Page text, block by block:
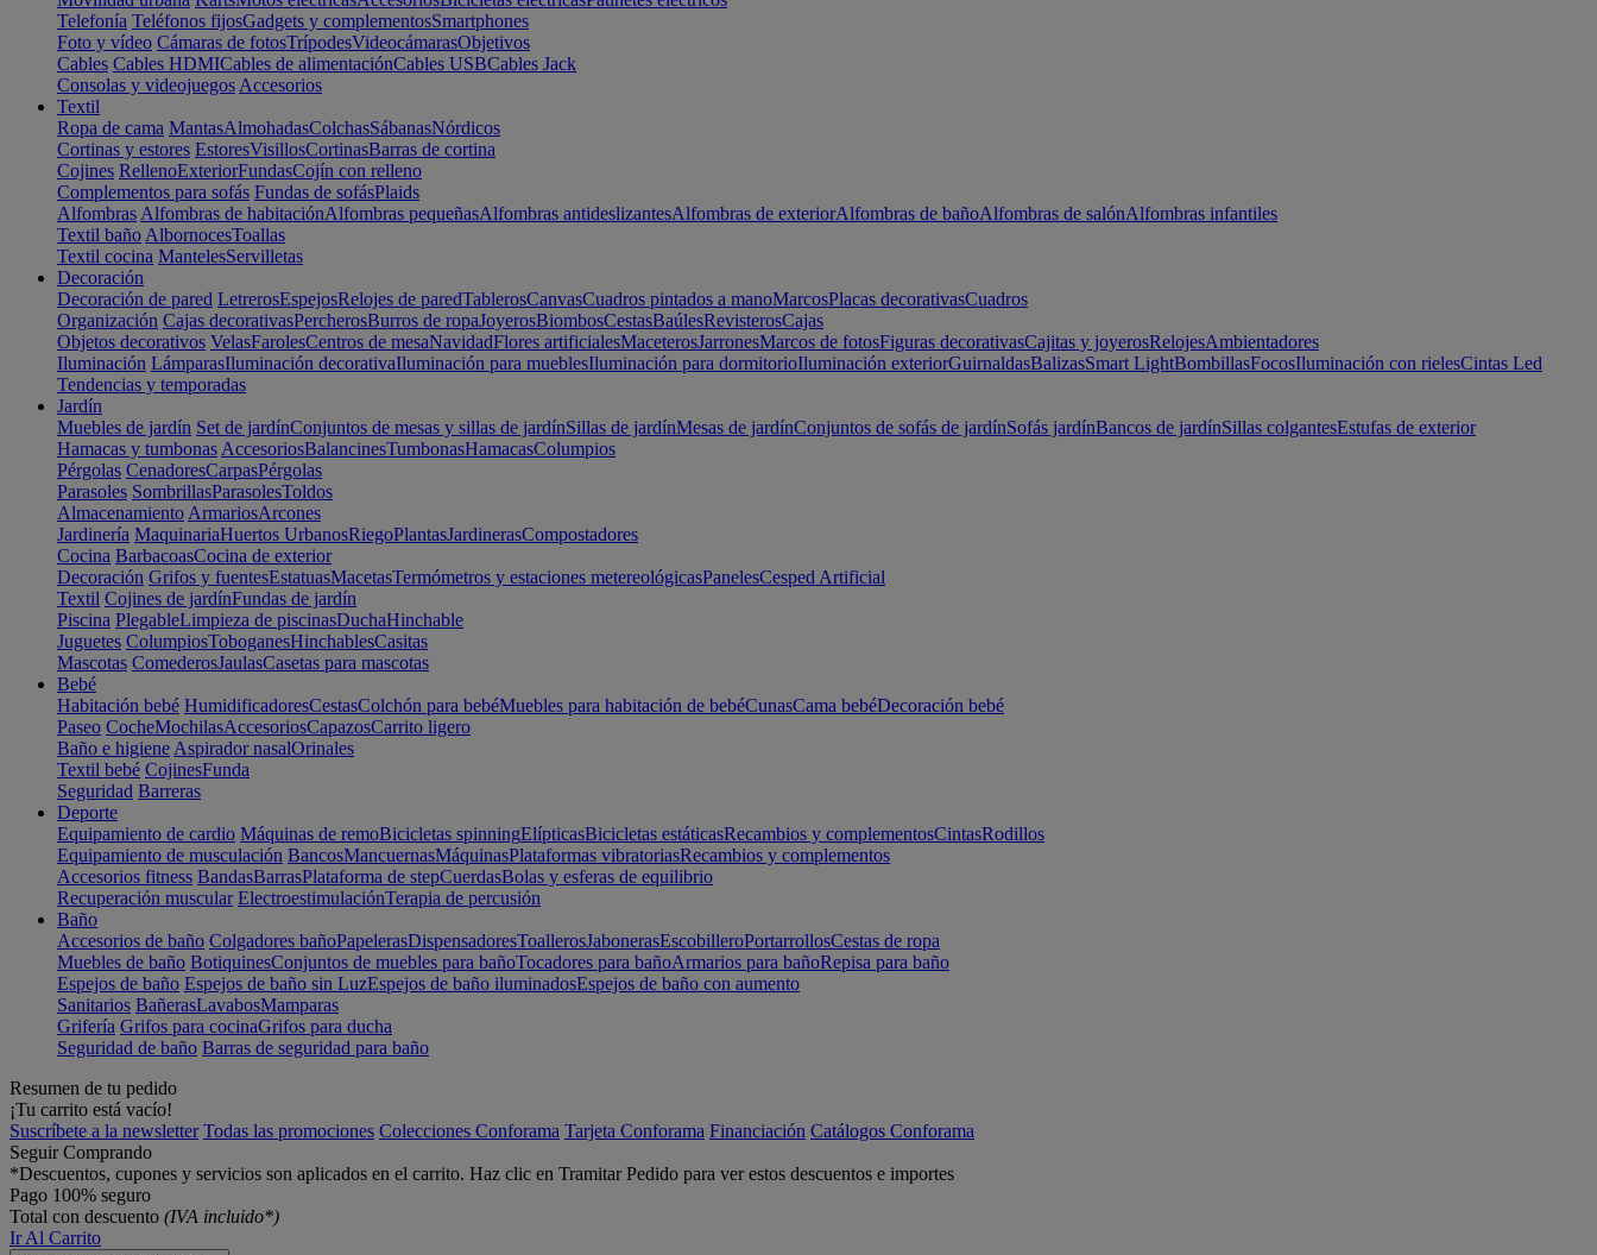
Telefonía Teléfonos fijosGadgets y complementosSmartphones
Foto y vídeo Cámaras de fotosTrípodesVideocámarasObjetivos
Cables Cables HDMICables de alimentaciónCables USBCables Jack
Consolas y videojuegos Accesorios
Textil
Ropa de cama MantasAlmohadasColchasSábanasNórdicos
Cortinas y estores EstoresVisillosCortinasBarras de cortina
Cojines RellenoExteriorFundasCojín con relleno
Complementos para sofás Fundas de sofásPlaids
Alfombras Alfombras de habitaciónAlfombras pequeñasAlfombras antideslizantesAlfombras de exteriorAlfombras de bañoAlfombras de salónAlfombras infantiles
Textil baño AlbornocesToallas
Textil cocina MantelesServilletas
Decoración
Decoración de pared LetrerosEspejosRelojes de paredTablerosCanvasCuadros pintados a manoMarcosPlacas decorativasCuadros
Organización Cajas decorativasPercherosBurros de ropaJoyerosBiombosCestasBaúlesRevisterosCajas
Objetos decorativos VelasFarolesCentros de mesaNavidadFlores artificialesMaceterosJarronesMarcos de fotosFiguras decorativasCajitas y joyerosRelojesAmbientadores
Iluminación LámparasIluminación decorativaIluminación para mueblesIluminación para dormitorioIluminación exteriorGuirnaldasBalizasSmart LightBombillasFocosIluminación con rielesCintas Led
Tendencias y temporadas
Jardín
Muebles de jardín Set de jardínConjuntos de mesas y sillas de jardínSillas de jardínMesas de jardínConjuntos de sofás de jardínSofás jardínBancos de jardínSillas colgantesEstufas de exterior
Hamacas y tumbonas AccesoriosBalancinesTumbonasHamacasColumpios
Pérgolas CenadoresCarpasPérgolas
Parasoles SombrillasParasolesToldos
Almacenamiento ArmariosArcones
Jardinería MaquinariaHuertos UrbanosRiegoPlantasJardinerasCompostadores
Cocina BarbacoasCocina de exterior
Decoración Grifos y fuentesEstatuasMacetasTermómetros y estaciones metereológicasPanelesCesped Artificial
Textil Cojines de jardínFundas de jardín
Piscina PlegableLimpieza de piscinasDuchaHinchable
Juguetes ColumpiosToboganesHinchablesCasitas
Mascotas ComederosJaulasCasetas para mascotas
Bebé
Habitación bebé HumidificadoresCestasColchón para bebéMuebles para habitación de bebéCunasCama bebéDecoración bebé
Paseo CocheMochilasAccesoriosCapazosCarrito ligero
Baño e higiene Aspirador nasalOrinales
Textil bebé CojinesFunda
Seguridad Barreras
Deporte
Equipamiento de cardio Máquinas de remoBicicletas spinningElípticasBicicletas estáticasRecambios y complementosCintasRodillos
Equipamiento de musculación BancosMancuernasMáquinasPlataformas vibratoriasRecambios y complementos
Accesorios fitness BandasBarrasPlataforma de stepCuerdasBolas y esferas de equilibrio
Recuperación muscular ElectroestimulaciónTerapia de percusión
Baño
Accesorios de baño Colgadores bañoPapelerasDispensadoresToallerosJabonerasEscobilleroPortarrollosCestas de ropa
Muebles de baño BotiquinesConjuntos de muebles para bañoTocadores para bañoArmarios para bañoRepisa para baño
Espejos de baño Espejos de baño sin LuzEspejos de baño iluminadosEspejos de baño con aumento
Sanitarios BañerasLavabosMamparas
Grifería Grifos para cocinaGrifos para ducha
Seguridad de baño Barras de seguridad para baño
Resumen de tu pedido
¡Tu carrito está vacío!
Suscríbete a la newsletter Todas las promociones Colecciones Conforama Tarjeta Conforama Financiación Catálogos Conforama
Seguir Comprando
*Descuentos, cupones y servicios son aplicados en el carrito. Haz clic en Tramitar Pedido para ver estos descuentos e importes
Pago 100% seguro
Total con descuento (IVA incluido*)
Ir Al Carrito